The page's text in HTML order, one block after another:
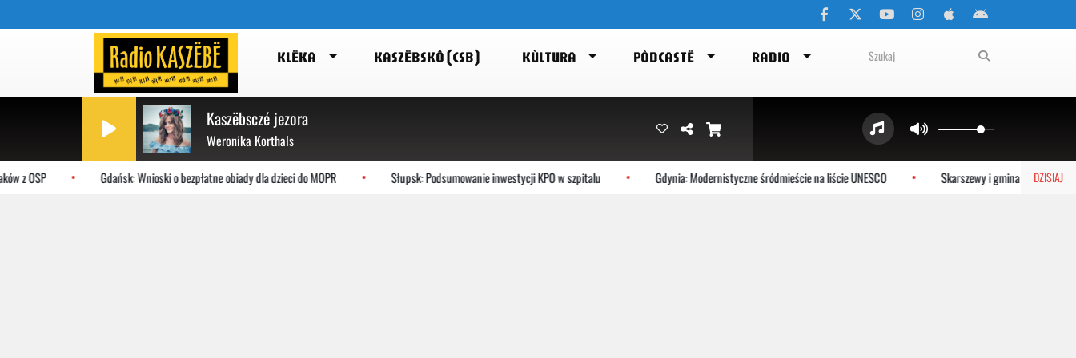
KLËKA KASZËBSKÔ (CSB) KÙLTURA PÒDCASTË RADIO
Kaszëbsczé jezora
Weronika Korthals
DZISIAJ
z OSP Gdańsk: Wnioski o bezpłatne obiady dla dzieci do MOPR Słupsk: Podsumowanie inwestycji KPO w szpitalu Gdynia: Modernistyczne śródmieście na liście UNESCO Skarszewy i gmina Tczew